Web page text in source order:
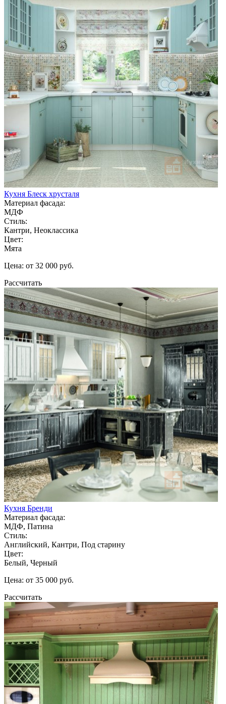
Кухня Блеск хрусталя
Материал фасада:
МДФ
Стиль:
Кантри, Неоклассика
Цвет:
Мята
Цена: от 32 000 руб.
Рассчитать
Кухня Бренди
Материал фасада:
МДФ, Патина
Стиль:
Английский, Кантри, Под старину
Цвет:
Белый, Черный
Цена: от 35 000 руб.
Рассчитать